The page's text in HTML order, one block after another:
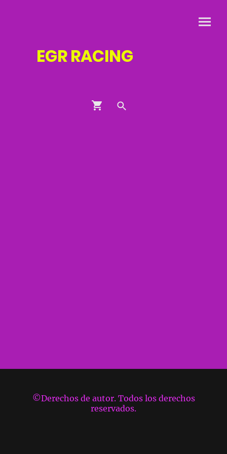
EGRRACING
©Derechos de autor. Todos los derechos
reservados.